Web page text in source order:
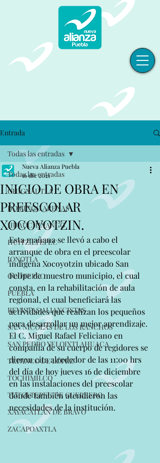
Entrada
Todas las entradas
CHIGNAUTLA
DOMINGO ARENAS
HUAUCHINANGO
HUITZILTEPEC
JONOTLA
OCOTEPEC
PUEBLA
REVISTAS ALIANCISTAS
SAN NICOLAS DE LOS RANCHOS
SAN PEDRO YELOIXTLAHUACA
TEPANCO DE LÓPEZ
TOCHIMILCO
TOTOLTEPEC DE GUERRERO
XAYACATLAN DE BRAVO
ZACAPOAXTLA
Todas las entradas
INICIO DE OBRA EN
PREESCOLAR
XOCOYOTZIN.
Nueva Alianza Puebla
16 dic 2021
Esta mañana se llevó a cabo el
arranque de obra en el preescolar
indígena Xocoyotzin ubicado San
Felipe de muestro municipio, el cual
consta, en la rehabilitación de aula
regional, el cual beneficiará las
actividades que realizan los pequeños
para desarrollar un mejor aprendizaje.
El C. Miguel Rafael Feliciano en
compañía de su cuerpo de regidores se
dieron cita alrededor de las 11:00 hrs
del día de hoy jueves 16 de diciembre
en las instalaciones del preescolar
dónde también atendieron las
necesidades de la institución.